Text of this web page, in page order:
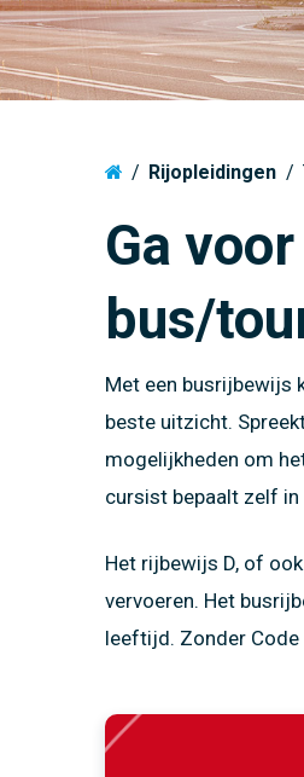
Tractor
Vrachtwagen
Klantgericht
Het Nieuwe Rijden
Motor producten
Tractor producten
Vrachtwagen met
Touringcar producten
/ Rijopleidingen /
Ga
bus/
Met een busrijbewijs
beste uitzicht.
mogelijkheden om
cursist bepaalt zelf
Het rijbewijs D, of
vervoeren. Het
leeftijd. Zonder Code